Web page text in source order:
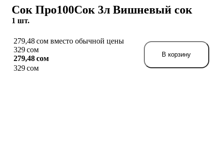
Сок Про100Сок 3л Вишневый сок
1 шт.
279,48 сом вместо обычной цены
329 сом
279,48 сом
329 сом
В корзину